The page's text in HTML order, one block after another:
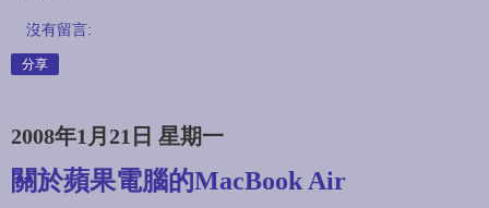
沒有留言:
分享
2008年1月21日 星期一
關於蘋果電腦的MacBook Air